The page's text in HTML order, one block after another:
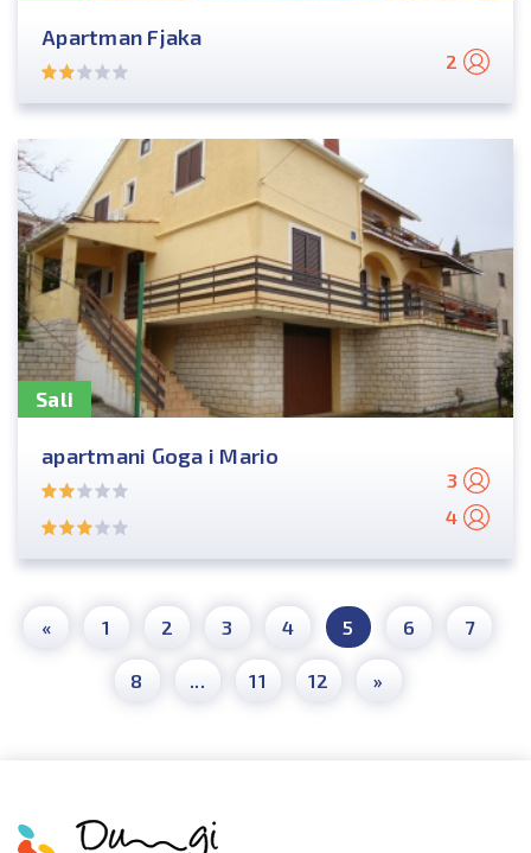
Apartman Fjaka
2
Sali
apartmani Goga i Mario
3
4
« 1 2 3 4 5 6 7
8 ... 11 12 »